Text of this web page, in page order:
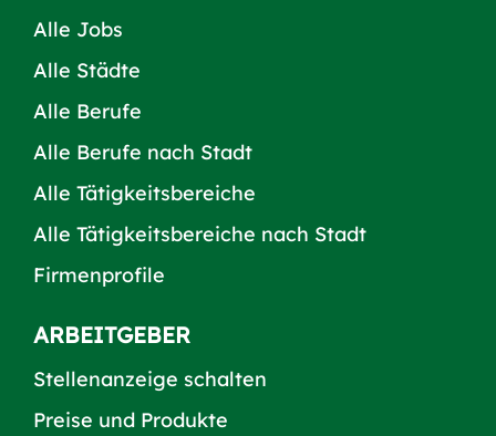
Alle Jobs
Alle Städte
Alle Berufe
Alle Berufe nach Stadt
Alle Tätigkeitsbereiche
Alle Tätigkeitsbereiche nach Stadt
Firmenprofile
ARBEITGEBER
Stellenanzeige schalten
Preise und Produkte